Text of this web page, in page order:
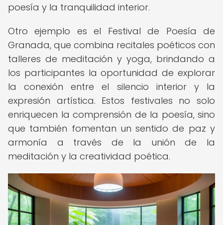
poesía y la tranquilidad interior.
Otro ejemplo es el Festival de Poesía de
Granada, que combina recitales poéticos con
talleres de meditación y yoga, brindando a
los participantes la oportunidad de explorar
la conexión entre el silencio interior y la
expresión artística. Estos festivales no solo
enriquecen la comprensión de la poesía, sino
que también fomentan un sentido de paz y
armonía a través de la unión de la
meditación y la creatividad poética.